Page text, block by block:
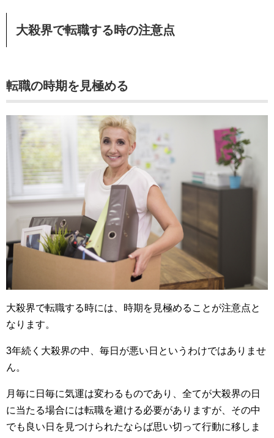
大殺界で転職する時の注意点
転職の時期を見極める
大殺界で転職する時には、時期を見極めることが注意点と
なります。
3年続く大殺界の中、毎日が悪い日というわけではありませ
ん。
月毎に日毎に気運は変わるものであり、全てが大殺界の日
に当たる場合には転職を避ける必要がありますが、その中
でも良い日を見つけられたならば思い切って行動に移しま